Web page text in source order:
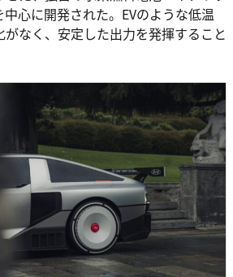
心に開発された。EVのような低温
なく、安定した出力を発揮すること